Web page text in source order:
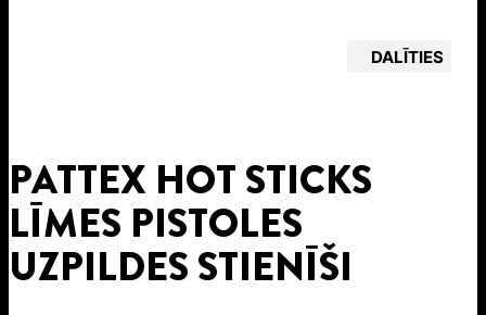
DALĪTIES
PATTEX HOT STICKS
LĪMES PISTOLES
UZPILDES STIENĪŠI